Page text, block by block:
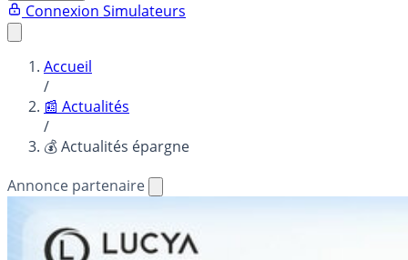
Connexion Simulateurs
Accueil
/
📰 Actualités
/
💰 Actualités épargne
Annonce partenaire